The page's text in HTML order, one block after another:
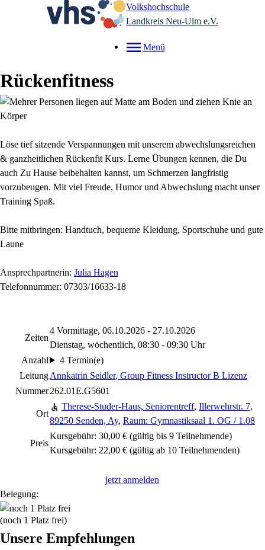
Volkshochschule
Landkreis Neu-Ulm e.V.
Menü
Rückenfitness
Löse tief sitzende Verspannungen mit unserem abwechslungsreichen
& ganzheitlichen Rückenfit Kurs. Lerne Übungen kennen, die Du
auch Zu Hause beibehalten kannst, um Schmerzen langfristig
vorzubeugen. Mit viel Freude, Humor und Abwechslung macht unser
Training Spaß.
Bitte mitbringen: Handtuch, bequeme Kleidung, Sportschuhe und gute
Laune
Ansprechpartnerin: Julia Hagen
Telefonnummer: 07303/16633-18
Zeiten
4 Vormittage, 06.10.2026 - 27.10.2026
Dienstag, wöchentlich, 08:30 - 09:30 Uhr
Anzahl
4 Termin(e)
LeitungAnnkatrin Seidler, Group Fitness Instructor B Lizenz
Nummer262.01E.G5601
Ort
Therese-Studer-Haus, Seniorentreff, Illerwehrstr. 7,
89250 Senden, Ay, Raum: Gymnastiksaal 1. OG / 1.08
Preis
Kursgebühr: 30,00 € (gültig bis 9 Teilnehmende)
Kursgebühr: 22,00 € (gültig ab 10 Teilnehmenden)
jetzt anmelden
Belegung:
(noch 1 Platz frei)
Unsere Empfehlungen